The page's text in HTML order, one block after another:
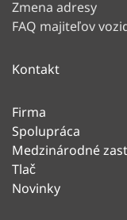
Zmena adresy
FAQ majiteľov
Kontakt
Firma
Spolupráca
Medzinárodné
Tlač
Novinky